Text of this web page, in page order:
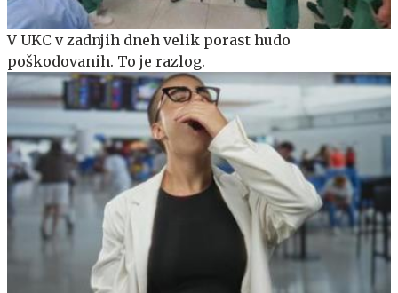
V UKC v zadnjih dneh velik porast hudo
poškodovanih. To je razlog.